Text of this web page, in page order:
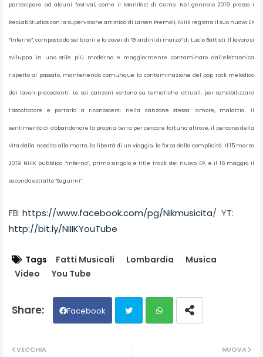
partecipare ad alcuni festival, come il Manifest di Como. Nel gennaio 2019 presso i
RecLab Studios con la supervisione artistica di Larsen Premoli, NIIIK registra il suo nuovo EP
“Inferno”, composto da sei brani e la cover di “Giardini di marzo” di Lucio Battisti. Il lavoro si
sviluppa in uno stile più moderno e maggiormente contaminato dall’elettronica
rispetto al passato, mantenendo comunque la contaminazione del pop rock melodico
dei lavori precedenti. Le sei canzoni vertono su tematiche attuali, per sensibilizzare
l’ascoltatore e portarlo a riconoscersi nella canzone stessa: amore, malattia, il
sentimento di abbandonare la propria terra per cercare fortuna altrove, il percorso della
vita dalla nascita alla morte, la libertà di un viaggio, la forza della complicità. Il 15 marzo
2019 NIIIK pubblica “Inferno”, primo singolo e title track del nuovo EP, e il 16 maggio il
secondo estratto “Seguimi”.
FB: https://www.facebook.com/pg/Nikmusicita/ YT:
http://bit.ly/NIIIKYouTube
Tags Fatti Musicali Lombardia
Musica
Video
You Tube
Facebook
NUOVA
VECCHIA